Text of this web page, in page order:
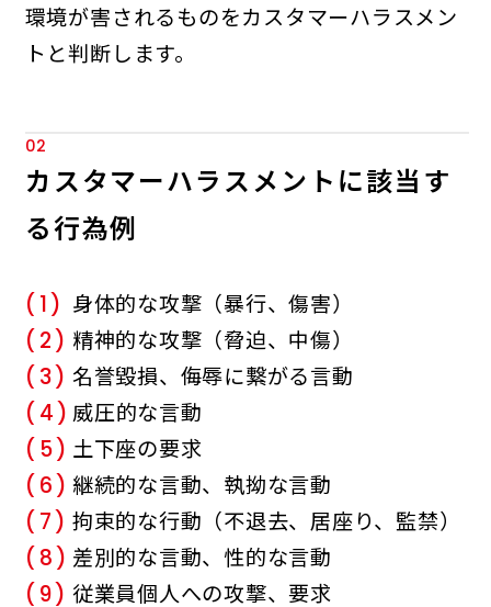
環境が害されるものをカスタマーハラスメン
トと判断します。
02
カスタマーハラスメントに該当す
る行為例
(1) 身体的な攻撃（暴行、傷害）
(2) 精神的な攻撃（脅迫、中傷）
(3) 名誉毀損、侮辱に繋がる言動
(4)威圧的な言動
(5) 土下座の要求
(6) 継続的な言動、執拗な言動
(7) 拘束的な行動（不退去、居座り、監禁）
(8) 差別的な言動、性的な言動
(9) 従業員個人への攻撃、要求